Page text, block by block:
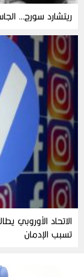
ريتشارد سورج…
الاتحاد الأوروبي
تسبب الإدمان